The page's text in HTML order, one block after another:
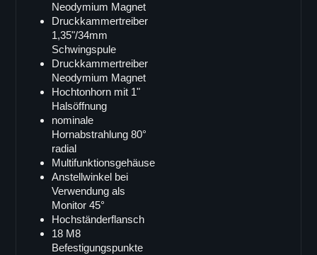
LB-3 i
SB-18
LB-118
Doppel 18"
VB-218
SB-82
LB-218i
SB-218
Single 15"
B-15
Neodymium Magnet
Druckkammertreiber
1,35"/34mm
Schwingspule
Druckkammertreiber
Neodymium Magnet
Hochtonhorn mit 1"
Halsöffnung
nominale
Hornabstrahlung 80°
radial
Multifunktionsgehäuse
Anstellwinkel bei
Verwendung als
Monitor 45°
Hochständerflansch
18 M8
Befestigungspunkte